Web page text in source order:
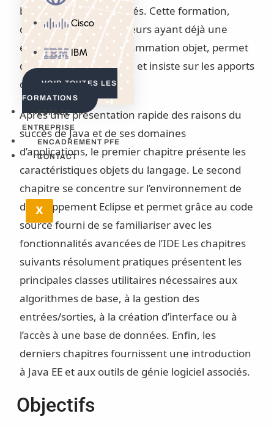
Cisco
IBM
VOIR TOUTES LES
FORMATIONS
ESPACE
ENTREPRISE
ENCADREMENT PFE
CONTACT
X
bien d’autres nouveautés. Cette formation,
destinée aux développeurs ayant déjà une
expérience de la programmation objet, permet
de se familiariser à Java et insiste sur les apports
des versions 7 et 8.
Après une présentation rapide des raisons du
succès de Java et de ses domaines
d’applications, le premier chapitre présente les
caractéristiques objets du langage. Le second
chapitre se concentre sur l’environnement de
développement Eclipse et permet grâce au code
source fourni de se familiariser avec les
fonctionnalités avancées de l’IDE Les chapitres
suivants résolument pratiques présentent les
principales classes utilitaires nécessaires aux
algorithmes de base, à la gestion des
entrées/sorties, à la création d’interface ou à
l’accès à une base de données. Enfin, les
derniers chapitres fournissent une introduction
à Java EE et aux outils de génie logiciel associés.
Objectifs